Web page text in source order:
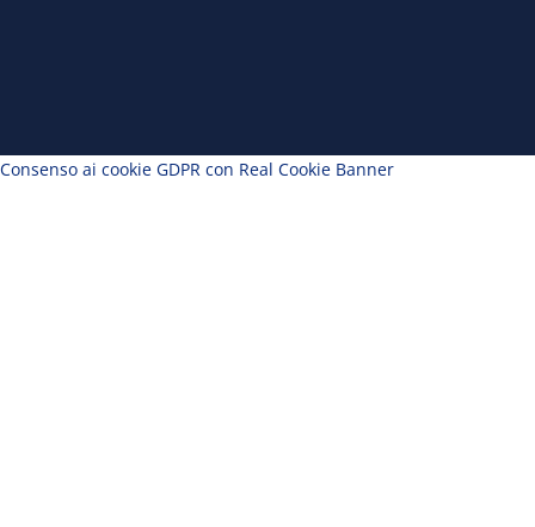
Consenso ai cookie GDPR con Real Cookie Banner